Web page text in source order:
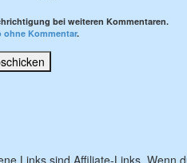
bei weiteren Kommentaren.
ohne Kommentar.
Links sind Affiliate-Links. Wenn